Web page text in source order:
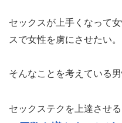
セックスが上手くなって
スで女性を虜にさせたい。
そんなことを考えている
セックステクを上達させ